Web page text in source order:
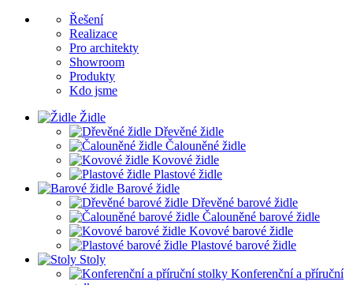
Řešení
Realizace
Pro architekty
Showroom
Produkty
Kdo jsme
Židle
Dřevěné židle
Čalouněné židle
Kovové židle
Plastové židle
Barové židle
Dřevěné barové židle
Čalouněné barové židle
Kovové barové židle
Plastové barové židle
Stoly
Konferenční a příruční